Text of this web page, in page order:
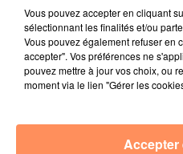
Cancer
Vous pouvez accepter en cliquant
sélectionnant les finalités et/ou
Vous pouvez également refuser en
accepter". Vos préférences ne
pouvez mettre à jour vos choix, ou
moment via le lien "Gérer les
Accepter